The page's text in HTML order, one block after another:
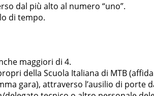
dal più alto al numero “uno”.
di tempo.
maggiori di 4.
della Scuola Italiana di MTB
gara), attraverso l’ausilio di